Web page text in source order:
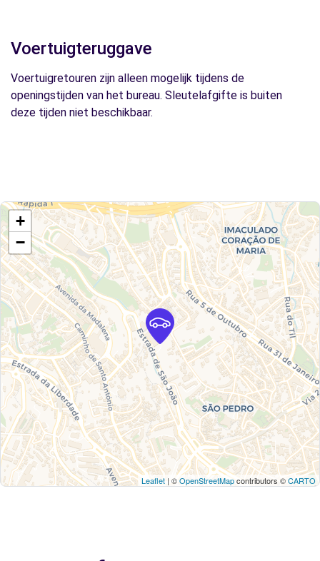
Voertuigteruggave
Voertuigretouren zijn alleen mogelijk tijdens de
openingstijden van het bureau. Sleutelafgifte is buiten
deze tijden niet beschikbaar.
+
−
Leaflet | ©OpenStreetMapcontributors ©CARTO